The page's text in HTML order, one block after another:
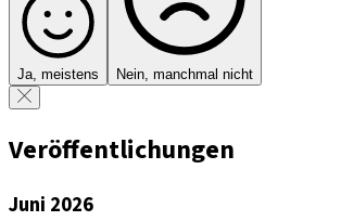
Ja, meistens Nein, manchmal nicht
Veröffentlichungen
Juni 2026